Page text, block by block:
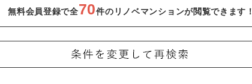
無料会員登録で全70件のリノベマンションが閲覧できます！